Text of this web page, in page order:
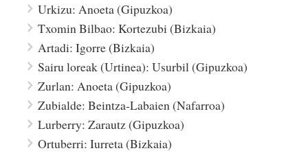
Urkizu: Anoeta (Gipuzkoa)
Txomin Bilbao: Kortezubi (Bizkaia)
Artadi: Igorre (Bizkaia)
Sairu loreak (Urtinea): Usurbil (Gipuzkoa)
Zurlan: Anoeta (Gipuzkoa)
Zubialde: Beintza-Labaien (Nafarroa)
Lurberry: Zarautz (Gipuzkoa)
Ortuberri: Iurreta (Bizkaia)